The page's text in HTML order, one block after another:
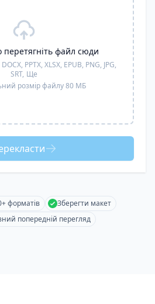
перетягніть файл сюди
DOCX, PPTX, XLSX, EPUB, PNG, JPG,
SRT, Ще
розмір файлу 80 МБ
форматів
Зберегти макет
попередній перегляд